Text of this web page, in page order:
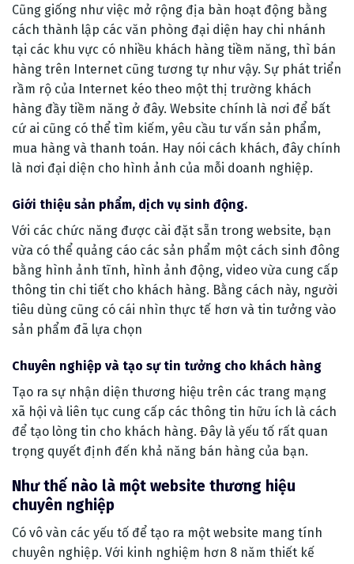
Cũng giống như việc mở rộng địa bàn hoạt động bằng
cách thành lập các văn phòng đại diện hay chi nhánh
tại các khu vực có nhiều khách hàng tiềm năng, thì bán
hàng trên Internet cũng tương tự như vậy. Sự phát triển
rầm rộ của Internet kéo theo một thị trường khách
hàng đầy tiềm năng ở đây. Website chính là nơi để bất
cứ ai cũng có thể tìm kiếm, yêu cầu tư vấn sản phẩm,
mua hàng và thanh toán. Hay nói cách khách, đây chính
là nơi đại diện cho hình ảnh của mỗi doanh nghiệp.
Giới thiệu sản phẩm, dịch vụ sinh động.
Với các chức năng được cài đặt sẵn trong website, bạn
vừa có thể quảng cáo các sản phẩm một cách sinh đông
bằng hình ảnh tĩnh, hình ảnh động, video vừa cung cấp
thông tin chi tiết cho khách hàng. Bằng cách này, người
tiêu dùng cũng có cái nhìn thực tế hơn và tin tưởng vào
sản phẩm đã lựa chọn
Chuyên nghiệp và tạo sự tin tưởng cho khách hàng
Tạo ra sự nhận diện thương hiệu trên các trang mạng
xã hội và liên tục cung cấp các thông tin hữu ích là cách
để tạo lòng tin cho khách hàng. Đây là yếu tố rất quan
trọng quyết định đến khả năng bán hàng của bạn.
Như thế nào là một website thương hiệu
chuyên nghiệp
Có vô vàn các yếu tố để tạo ra một website mang tính
chuyên nghiệp. Với kinh nghiệm hơn 8 năm thiết kế